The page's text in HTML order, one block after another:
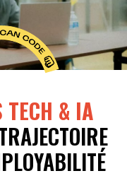
TECH & IA